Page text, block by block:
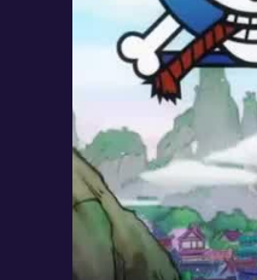
Получиться ли
богатства и
хорошем
мнениями в